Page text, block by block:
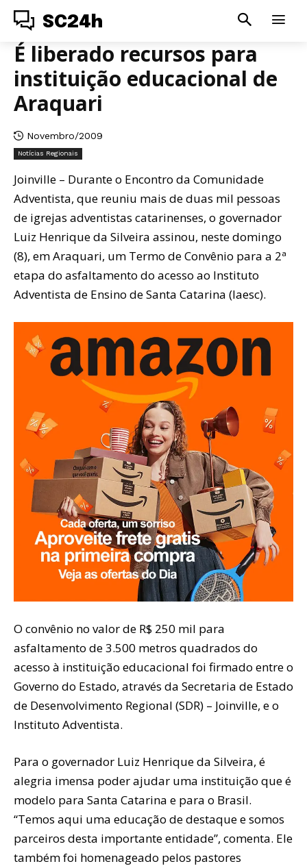
SC24h
É liberado recursos para
instituição educacional de
Araquari
Novembro/2009
Notícias Regionais
Joinville – Durante o Encontro da Comunidade
Adventista, que reuniu mais de duas mil pessoas
de igrejas adventistas catarinenses, o governador
Luiz Henrique da Silveira assinou, neste domingo
(8), em Araquari, um Termo de Convênio para a 2ª
etapa do asfaltamento do acesso ao Instituto
Adventista de Ensino de Santa Catarina (Iaesc).
O convênio no valor de R$ 250 mil para
asfaltamento de 3.500 metros quadrados do
acesso à instituição educacional foi firmado entre o
Governo do Estado, através da Secretaria de Estado
de Desenvolvimento Regional (SDR) – Joinville, e o
Instituto Adventista.
Para o governador Luiz Henrique da Silveira, é
alegria imensa poder ajudar uma instituição que é
modelo para Santa Catarina e para o Brasil.
“Temos aqui uma educação de destaque e somos
parceiros desta importante entidade”, comenta. Ele
também foi homenageado pelos pastores